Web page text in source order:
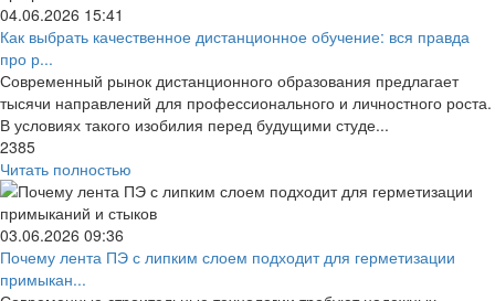
04.06.2026 15:41
Как выбрать качественное дистанционное обучение: вся правда
про р...
Современный рынок дистанционного образования предлагает
тысячи направлений для профессионального и личностного роста.
В условиях такого изобилия перед будущими студе...
2385
Читать полностью
03.06.2026 09:36
Почему лента ПЭ с липким слоем подходит для герметизации
примыкан...